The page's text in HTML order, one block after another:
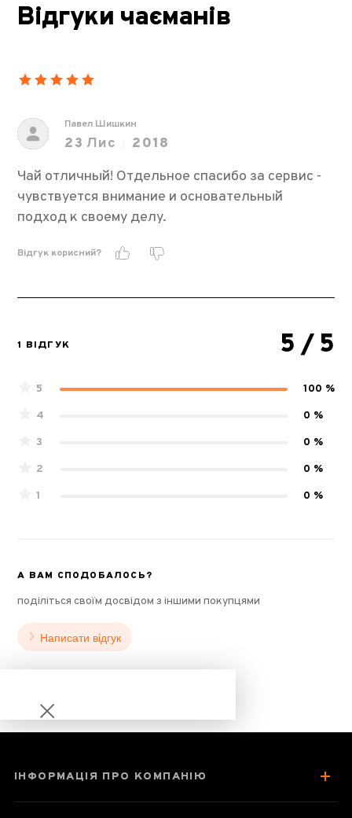
Відгуки чаєманів
Павел Шишкин
23 Лис
2018
Чай отличный! Отдельное спасибо за сервис -
чувствуется внимание и основательный
подход к своему делу.
Відгук корисний?
1 ВІДГУК 5 / 5
5
100 %
4
0 %
3
0 %
2
0 %
1
0 %
А ВАМ СПОДОБАЛОСЬ?
поділіться своїм досвідом з іншими покупцями
Написати відгук
ІНФОРМАЦІЯ ПРО КОМПАНІЮ